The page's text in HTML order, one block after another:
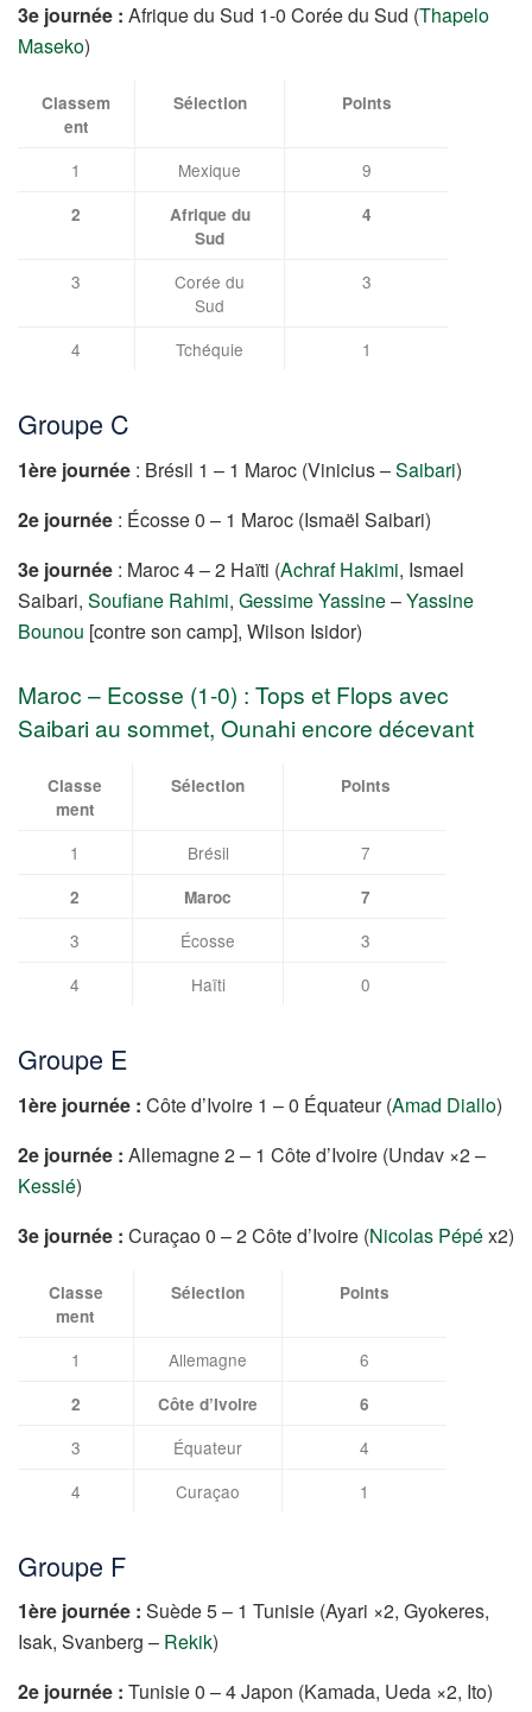
3e journée : Afrique du Sud 1-0 Corée du Sud (Thapelo
Maseko)
Classem
ent
Sélection Points
1 Mexique 9
2
Afrique du
Sud
4
3
Corée du
Sud
3
4 Tchéquie 1
Groupe C
1ère journée : Brésil 1 – 1 Maroc (Vinicius –Saibari)
2e journée : Écosse 0 – 1 Maroc (Ismaël Saibari)
3e journée : Maroc 4 – 2 Haïti (Achraf Hakimi, Ismael
Saibari, Soufiane Rahimi, Gessime Yassine–Yassine
Bounou [contre son camp], Wilson Isidor)
Maroc – Ecosse (1-0) : Tops et Flops avec
Saibari au sommet, Ounahi encore décevant
Classe
ment
Sélection Points
1 Brésil 7
2 Maroc 7
3 Écosse
3
4
Haïti 0
Groupe E
1ère journée : Côte d’Ivoire 1 – 0 Équateur (Amad Diallo)
2e journée : Allemagne 2 – 1 Côte d’Ivoire (Undav ×2 –
Kessié)
3e journée : Curaçao 0 – 2 Côte d’Ivoire (Nicolas Pépéx2)
Classe
ment
Sélection Points
1 Allemagne 6
2 Côte d’Ivoire 6
3 Équateur
4
4
Curaçao 1
Groupe F
1ère journée : Suède 5 – 1 Tunisie (Ayari ×2, Gyokeres,
Isak, Svanberg – Rekik)
2e journée : Tunisie 0 – 4 Japon (Kamada, Ueda ×2, Ito)